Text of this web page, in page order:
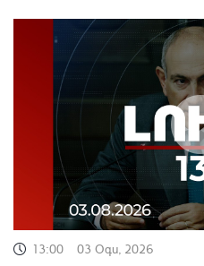
13:00 03 Օգս, 2026